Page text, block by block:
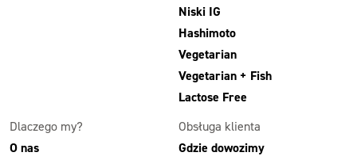
Niski IG
Hashimoto
Vegetarian
Vegetarian + Fish
Lactose Free
Dlaczego my?
O nas
Obsługa klienta
Gdzie dowozimy